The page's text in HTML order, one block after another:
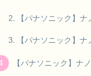
【パナソニック】
【パナソニック】
【パナソニック】ナ